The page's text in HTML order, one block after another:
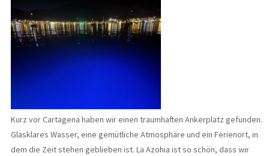
Kurz vor Cartagena haben wir einen traumhaften Ankerplatz gefunden.
Glasklares Wasser, eine gemütliche Atmosphäre und ein Ferienort, in
dem die Zeit stehen geblieben ist. La Azohia ist so schön, dass wir